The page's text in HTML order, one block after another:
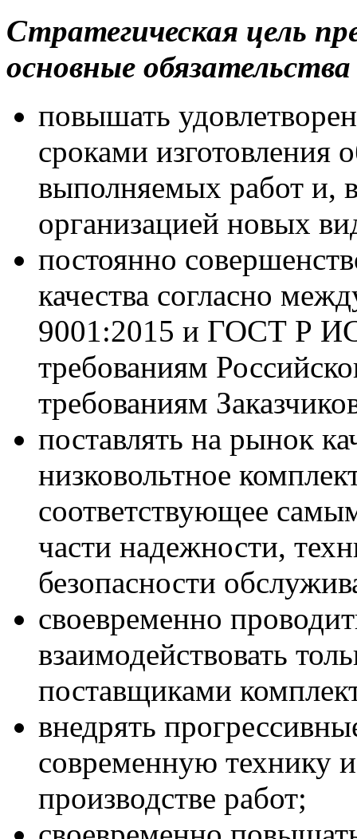
Стратегическая цель
основные
повышать
сроками изготовления
выполняемых работ и,
организацией новых
постоянно
качества согласно
9001:2015 и ГОСТ Р
требованиям
требованиям
поставлять на рынок
низковольтное
соответствующее
части надежности,
безопасности
своевременно
взаимодействовать
поставщиками
внедрять
современную технику
производстве работ;